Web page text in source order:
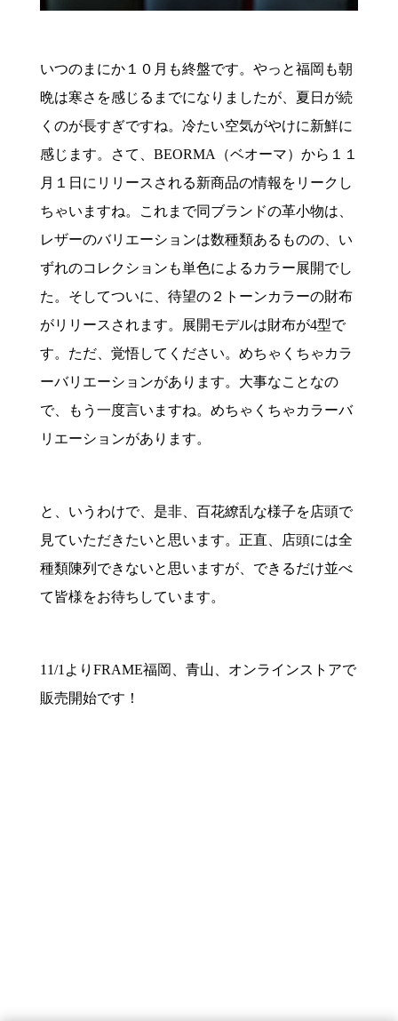
いつのまにか１０月も終盤です。やっと福岡も朝
晩は寒さを感じるまでになりましたが、夏日が続
くのが長すぎですね。冷たい空気がやけに新鮮に
感じます。さて、BEORMA（ベオーマ）から１１
月１日にリリースされる新商品の情報をリークし
ちゃいますね。これまで同ブランドの革小物は、
レザーのバリエーションは数種類あるものの、い
ずれのコレクションも単色によるカラー展開でし
た。そしてついに、待望の２トーンカラーの財布
がリリースされます。展開モデルは財布が4型で
す。ただ、覚悟してください。めちゃくちゃカラ
ーバリエーションがあります。大事なことなの
で、もう一度言いますね。めちゃくちゃカラーバ
リエーションがあります。
と、いうわけで、是非、百花繚乱な様子を店頭で
見ていただきたいと思います。正直、店頭には全
種類陳列できないと思いますが、できるだけ並べ
て皆様をお待ちしています。
11/1よりFRAME福岡、青山、オンラインストアで
販売開始です！